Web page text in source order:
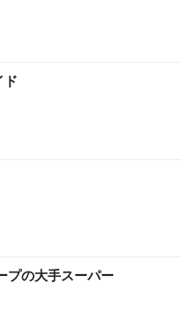
ド
プの大手スーパー